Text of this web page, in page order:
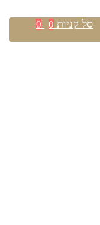
סל קניות 0
0